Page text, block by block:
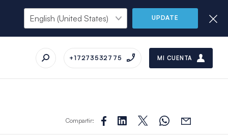
UPDATE
+17273532775 MI CUENTA
Compartir: